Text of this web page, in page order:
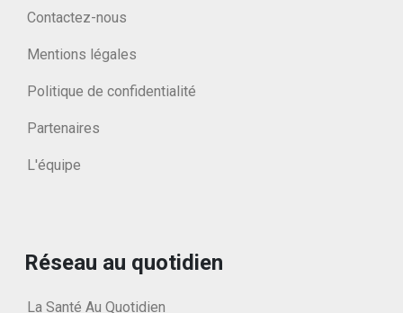
Contactez-nous
Mentions légales
Politique de confidentialité
Partenaires
L'équipe
Réseau au quotidien
La Santé Au Quotidien